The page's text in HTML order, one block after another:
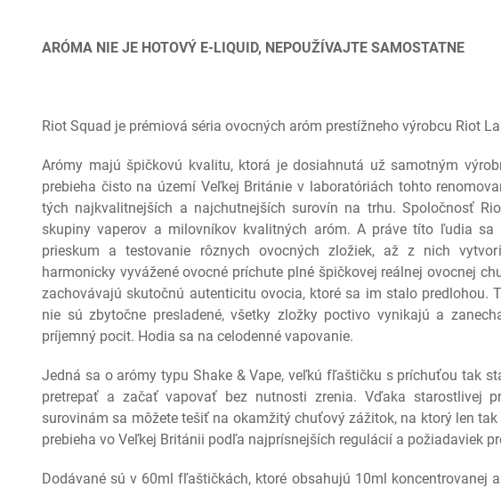
ARÓMA NIE JE HOTOVÝ E-LIQUID, NEPOUŽÍVAJTE SAMOSTATNE
Riot Squad je prémiová séria ovocných aróm prestížneho výrobcu Riot
Arómy majú špičkovú kvalitu, ktorá je dosiahnutá už samotným
prebieha čisto na území Veľkej Británie v laboratóriách tohto
tých najkvalitnejších a najchutnejších surovín na trhu. Spoločnosť
skupiny vaperov a milovníkov kvalitných aróm. A práve títo ľudia sa
prieskum a testovanie rôznych ovocných zložiek, až z nich
harmonicky vyvážené ovocné príchute plné špičkovej reálnej ovocnej
zachovávajú skutočnú autenticitu ovocia, ktoré sa im stalo predlohou.
nie sú zbytočne presladené, všetky zložky poctivo vynikajú a
príjemný pocit. Hodia sa na celodenné vapovanie.
Jedná sa o arómy typu Shake & Vape, veľkú fľaštičku s príchuťou tak
pretrepať a začať vapovať bez nutnosti zrenia. Vďaka starostlivej
surovinám sa môžete tešiť na okamžitý chuťový zážitok, na ktorý len tak
prebieha vo Veľkej Británii podľa najprísnejších regulácií a požiadaviek
Dodávané sú v 60ml fľaštičkách, ktoré obsahujú 10ml koncentrovanej